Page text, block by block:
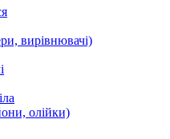
вирівнювачі)
олійки)